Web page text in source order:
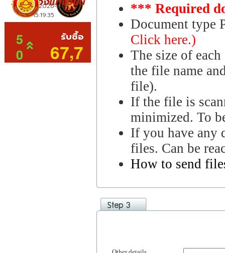
*** Required
Document type
Click here.)
The size of
the file name
file).
If the file is
minimized. To
If you have any
files. Can be
How to send